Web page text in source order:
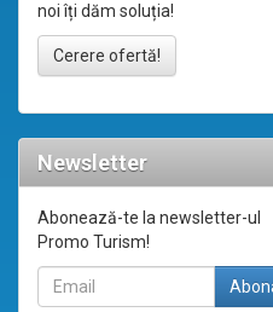
noi îți dăm soluția!
Cerere ofertă!
Newsletter
Abonează-te la newsletter-ul
Promo Turism!